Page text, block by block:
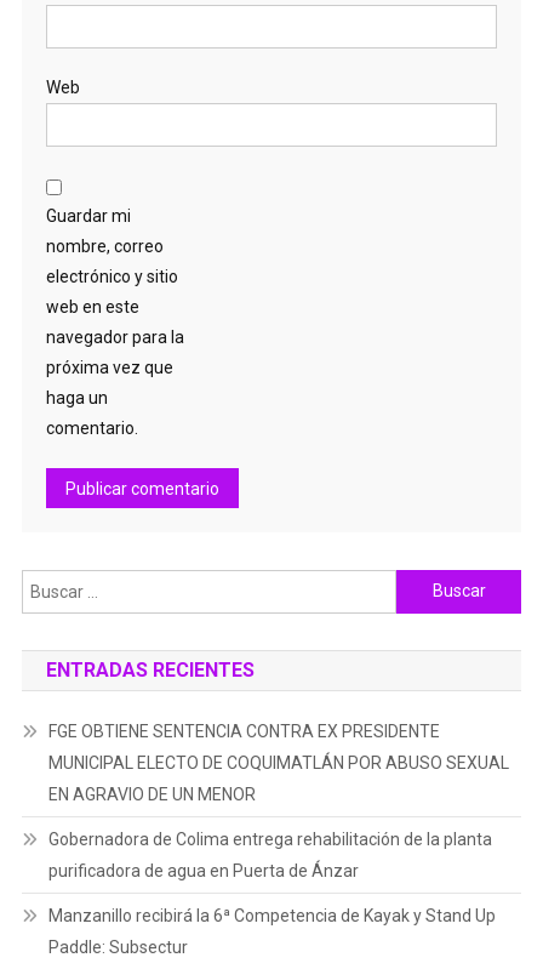
Web
Guardar mi
nombre, correo
electrónico y sitio
web en este
navegador para la
próxima vez que
haga un
comentario.
Buscar:
ENTRADAS RECIENTES
FGE OBTIENE SENTENCIA CONTRA EX PRESIDENTE
MUNICIPAL ELECTO DE COQUIMATLÁN POR ABUSO SEXUAL
EN AGRAVIO DE UN MENOR
Gobernadora de Colima entrega rehabilitación de la planta
purificadora de agua en Puerta de Ánzar
Manzanillo recibirá la 6ª Competencia de Kayak y Stand Up
Paddle: Subsectur